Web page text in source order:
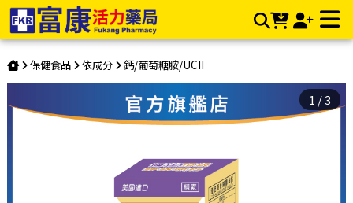
優佳 頂級檸檬酸鈣錠 120錠 | 富康活力藥局購物商城
保健食品 依成分 鈣/葡萄糖胺/UCII
1 /3